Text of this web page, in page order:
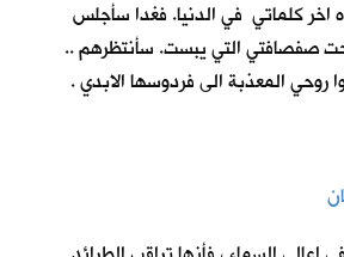
اخر كلماتي في الدنيا. فغدا سأجلس
صفصافتي التي يبست. سأنتظرهم ..
روحي المعذبة الى فردوسها الابدي .